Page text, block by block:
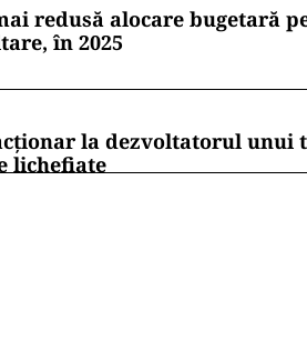
redusă alocare bugetară
în 2025
la dezvoltatorul unui
lichefiate